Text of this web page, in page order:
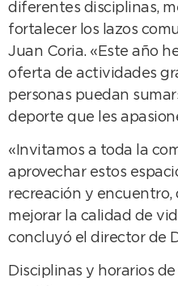
diferentes disciplinas,
fortalecer los lazos
Juan Coria. «Este año
oferta de actividades
personas puedan
deporte que les
«Invitamos a toda la
aprovechar estos
recreación y encuentro,
mejorar la calidad de
concluyó el director de
Disciplinas y horarios